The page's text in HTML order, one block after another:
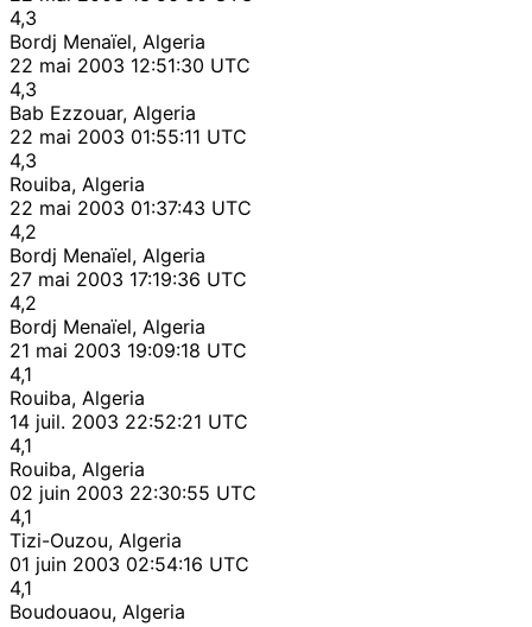
4,3
Bordj Menaïel, Algeria
22 mai 2003 12:51:30 UTC
4,3
Bab Ezzouar, Algeria
22 mai 2003 01:55:11 UTC
4,3
Rouiba, Algeria
22 mai 2003 01:37:43 UTC
4,2
Bordj Menaïel, Algeria
27 mai 2003 17:19:36 UTC
4,2
Bordj Menaïel, Algeria
21 mai 2003 19:09:18 UTC
4,1
Rouiba, Algeria
14 juil. 2003 22:52:21 UTC
4,1
Rouiba, Algeria
02 juin 2003 22:30:55 UTC
4,1
Tizi-Ouzou, Algeria
01 juin 2003 02:54:16 UTC
4,1
Boudouaou, Algeria